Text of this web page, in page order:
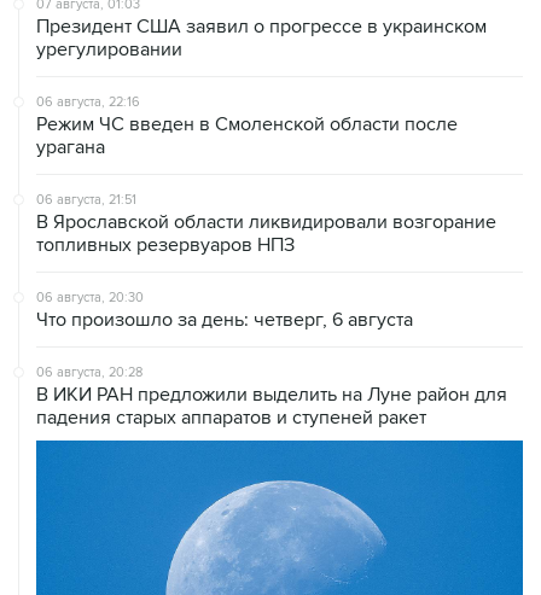
07 августа, 01:03
Президент США заявил о прогрессе в украинском
урегулировании
06 августа, 22:16
Режим ЧС введен в Смоленской области после
урагана
06 августа, 21:51
В Ярославской области ликвидировали возгорание
топливных резервуаров НПЗ
06 августа, 20:30
Что произошло за день: четверг, 6 августа
06 августа, 20:28
В ИКИ РАН предложили выделить на Луне район для
падения старых аппаратов и ступеней ракет